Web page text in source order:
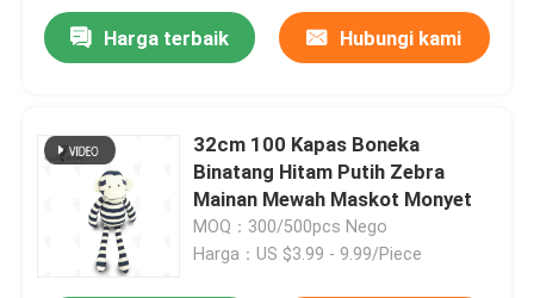
Harga terbaik Hubungi kami
32cm 100 Kapas Boneka
Binatang Hitam Putih Zebra
Mainan Mewah Maskot Monyet
MOQ：300/500pcs Nego
Harga：US $3.99 - 9.99/Piece